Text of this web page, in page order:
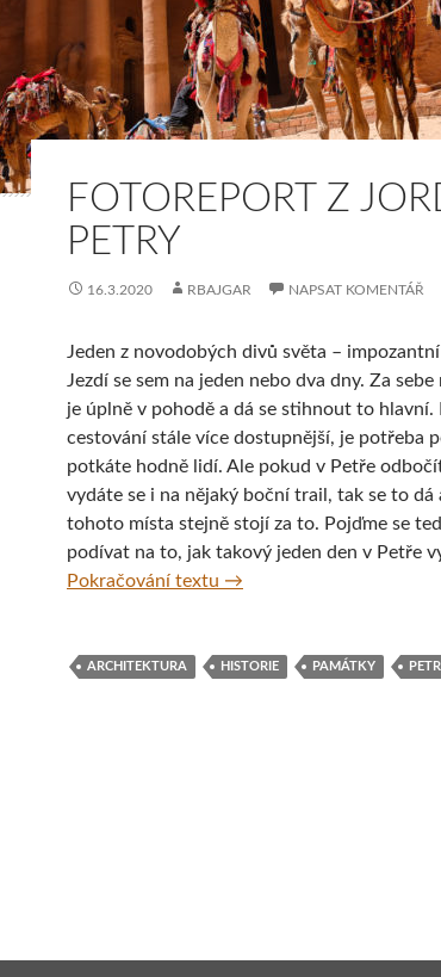
FOTOREPORT Z
PETRY
16.3.2020 RBAJGAR NAPSAT KOMENTÁŘ
Jeden z novodobých divů světa –
Jezdí se sem na jeden nebo dva dny. Za
je úplně v pohodě a dá se stihnout to hlavní.
cestování stále více dostupnější, je potřeba
potkáte hodně lidí. Ale pokud v Petře
vydáte se i na nějaký boční trail, tak se to dá
tohoto místa stejně stojí za to. Pojďme se
podívat na to, jak takový jeden den v Petře
Pokračování textu Fotoreport z jordánské
→
ARCHITEKTURA HISTORIE PAMÁTKY